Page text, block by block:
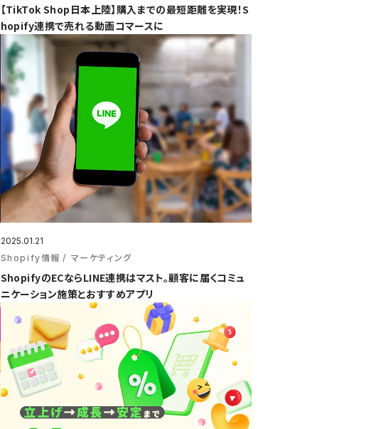
【TikTok Shop日本上陸】購入までの最短距離を実現！S
hopify連携で売れる動画コマースに
2025.01.21
Shopify情報
マーケティング
ShopifyのECならLINE連携はマスト。顧客に届くコミュ
ニケーション施策とおすすめアプリ